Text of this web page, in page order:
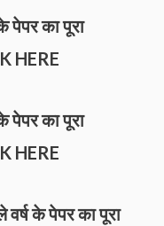
पेपर का पूरा
HERE
पेपर का पूरा
HERE
वर्ष के पेपर का पूरा